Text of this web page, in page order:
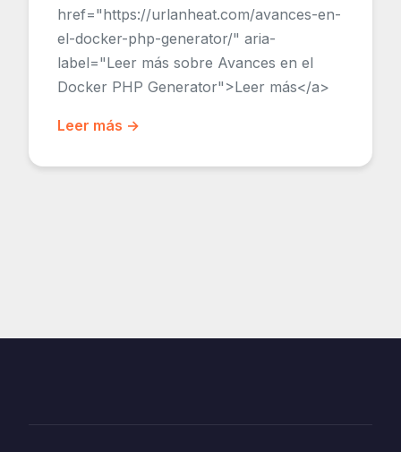
href="https://urlanheat.com/avances-en-
el-docker-php-generator/" aria-
label="Leer más sobre Avances en el
Docker PHP Generator">Leer más</a>
Leer más →